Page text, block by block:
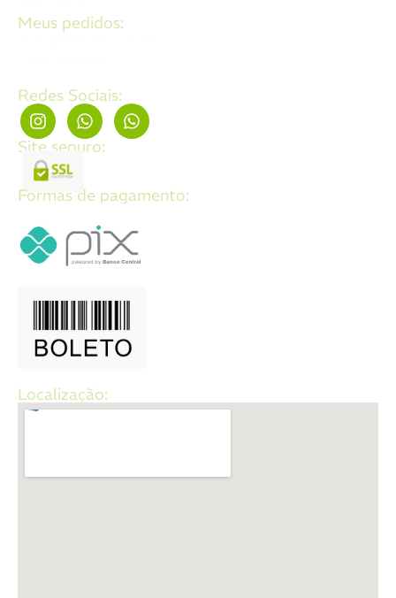
Meus pedidos:
Redes Sociais:
Site seguro:
Formas de pagamento:
Localização: